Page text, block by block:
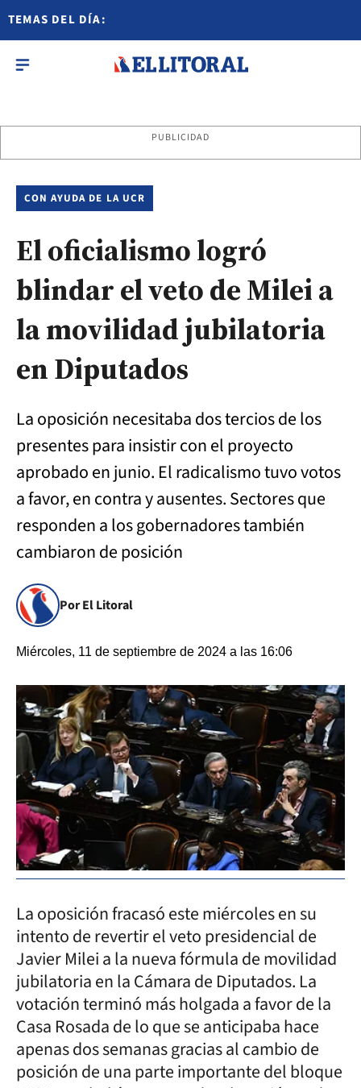
TEMAS DEL DÍA:
PUBLICIDAD
CON AYUDA DE LA UCR
El oficialismo logró
blindar el veto de Milei a
la movilidad jubilatoria
en Diputados
La oposición necesitaba dos tercios de los
presentes para insistir con el proyecto
aprobado en junio. El radicalismo tuvo votos
a favor, en contra y ausentes. Sectores que
responden a los gobernadores también
cambiaron de posición
Por El Litoral
Miércoles, 11 de septiembre de 2024 a las 16:06
La oposición fracasó este miércoles en su
intento de revertir el veto presidencial de
Javier Milei a la nueva fórmula de movilidad
jubilatoria en la Cámara de Diputados. La
votación terminó más holgada a favor de la
Casa Rosada de lo que se anticipaba hace
apenas dos semanas gracias al cambio de
posición de una parte importante del bloque